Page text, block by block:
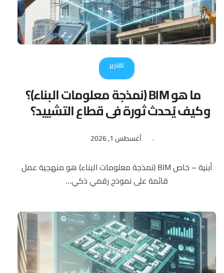
تقارير
ما هو BIM (نمذجة معلومات البناء)؟
وكيف يُحدث ثورة في قطاع التشييد؟
أغسطس 1, 2026
أبنية – خاص BIM (نمذجة معلومات البناء) هو منهجية عمل
قائمة على نموذج رقمي ذكي...